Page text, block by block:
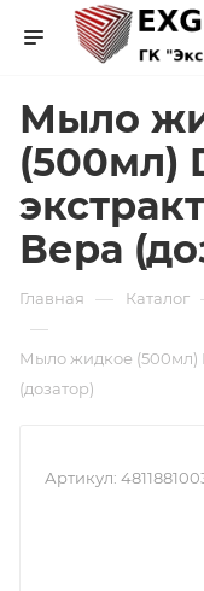
Мыло
(500мл)
Вера
Главная — Каталог
—
Мыло жидкое (500мл)
(дозатор)
Артикул: